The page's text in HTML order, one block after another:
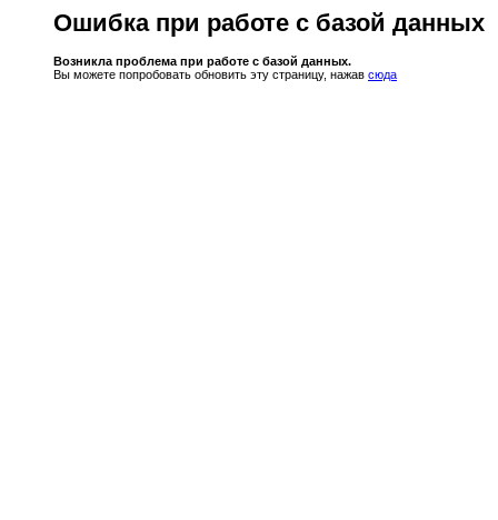
Ошибка при работе с базой данных
Возникла проблема при работе с базой данных.
Вы можете попробовать обновить эту страницу, нажав сюда